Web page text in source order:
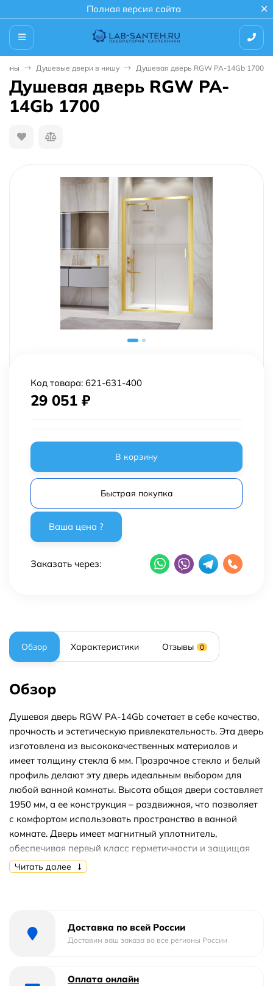
Полная версия сайта
Душевые двери в нишу Душевая дверь RGW PA-14Gb 1700
Душевая дверь RGW PA-
14Gb 1700
Код товара: 621-631-400
29 051 ₽
В корзину
Быстрая покупка
Заказать через:
Обзор Характеристики Отзывы 0
Обзор
Душевая дверь RGW PA-14Gb сочетает в себе качество,
прочность и эстетическую привлекательность. Эта дверь
изготовлена из высококачественных материалов и
имеет толщину стекла 6 мм. Прозрачное стекло и белый
профиль делают эту дверь идеальным выбором для
любой ванной комнаты. Высота общая двери составляет
1950 мм, а ее конструкция – раздвижная, что позволяет
с комфортом использовать пространство в ванной
комнате. Дверь имеет магнитный уплотнитель,
обеспечивая первый класс герметичности и защищая
ванную комнату от брызг воды.
Читать далее
Доставка по всей России
Доставим ваш заказа во все регионы России
Оплата онлайн